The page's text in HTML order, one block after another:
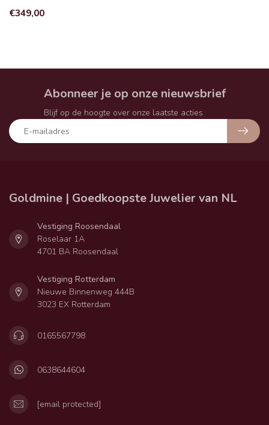
€349,00
Abonneer je op onze nieuwsbrief
Blijf op de hoogte over onze laatste acties
Goldmine | Goedkoopste Juwelier van NL
Vestiging Roosendaal
Roselaar 1A
4701 BA Roosendaal
Vestiging Rotterdam
Nieuwe Binnenweg 444B
3023 EX Rotterdam
0165567798
0638644604
[email protected]